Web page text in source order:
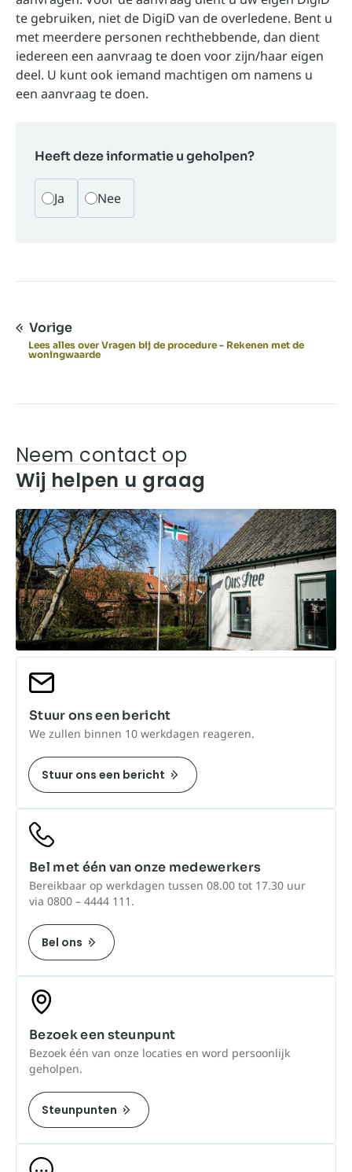
te gebruiken, niet de DigiD van de overledene. Bent u
met meerdere personen rechthebbende, dan dient
iedereen een aanvraag te doen voor zijn/haar eigen
deel. U kunt ook iemand machtigen om namens u
een aanvraag te doen.
Heeft deze informatie u geholpen?
Ja Nee
Vorige
Lees alles over Vragen bij de procedure - Rekenen met de
woningwaarde
Neem contact op
Wij helpen u graag
Stuur ons een bericht
We zullen binnen 10 werkdagen reageren.
Stuur ons een bericht
Bel met één van onze medewerkers
Bereikbaar op werkdagen tussen 08.00 tot 17.30 uur
via 0800 – 4444 111.
Bel ons
Bezoek een steunpunt
Bezoek één van onze locaties en word persoonlijk
geholpen.
Steunpunten